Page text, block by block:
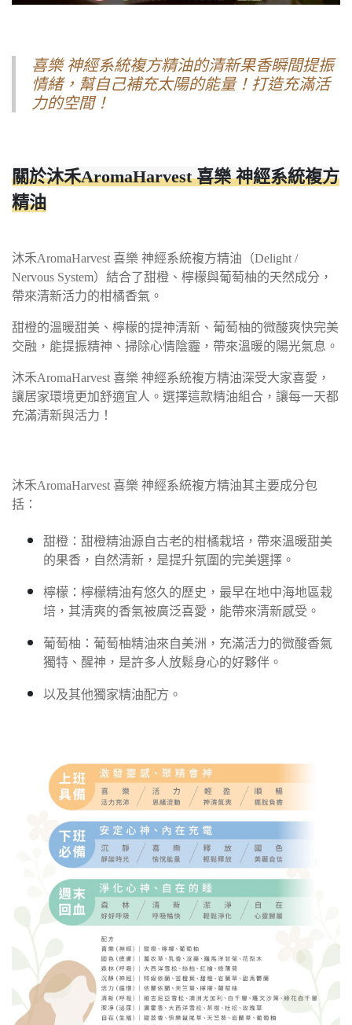
喜樂 神經系統複方精油的清新果香瞬間提振
情緒，幫自己補充太陽的能量！打造充滿活
力的空間！
關於沐禾AromaHarvest 喜樂 神經系統複方
精油
沐禾AromaHarvest 喜樂 神經系統複方精油（Delight /
Nervous System）結合了甜橙、檸檬與葡萄柚的天然成分，
帶來清新活力的柑橘香氣。
甜橙的溫暖甜美、檸檬的提神清新、葡萄柚的微酸爽快完美
交融，能提振精神、掃除心情陰霾，帶來溫暖的陽光氣息。
沐禾AromaHarvest 喜樂 神經系統複方精油深受大家喜愛，
讓居家環境更加舒適宜人。選擇這款精油組合，讓每一天都
充滿清新與活力！
沐禾AromaHarvest 喜樂 神經系統複方精油其主要成分包
括：
甜橙：甜橙精油源自古老的柑橘栽培，帶來溫暖甜美
的果香，自然清新，是提升氛圍的完美選擇。
檸檬：檸檬精油有悠久的歷史，最早在地中海地區栽
培，其清爽的香氣被廣泛喜愛，能帶來清新感受。
葡萄柚：葡萄柚精油來自美洲，充滿活力的微酸香氣
獨特、醒神，是許多人放鬆身心的好夥伴。
以及其他獨家精油配方。